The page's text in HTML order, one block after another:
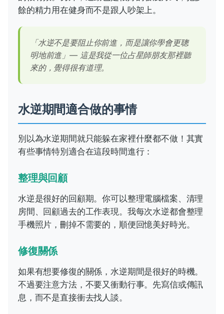
餘的精力用在健身而不是跟人吵架上。
「水逆不是要阻止你前進，而是讓你學會更聰
明地前進」— 這是我從一位占星師朋友那裡聽
來的，覺得很有道理。
水逆期間適合做的事情
別以為水逆期間就只能躲在家裡什麼都不做！其實
有些事情特別適合在這段時間進行：
整理與回顧
水逆是很好的回顧期。你可以整理電腦檔案、清理
房間、回顧過去的工作表現。我每次水逆都會整理
手機照片，刪掉不需要的，順便回憶美好時光。
修復關係
如果有想要修復的關係，水逆期間是很好的時機。
不過要注意方法，不要又衝動行事。先寫信或傳訊
息，而不是直接衝去找人談。